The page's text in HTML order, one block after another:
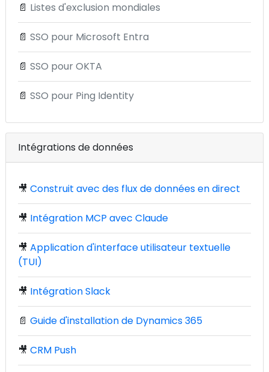
📄 Listes d'exclusion mondiales
📄 SSO pour Microsoft Entra
📄 SSO pour OKTA
📄 SSO pour Ping Identity
Intégrations de données
🎥 Construit avec des flux de données en direct
🎥 Intégration MCP avec Claude
🎥 Application d'interface utilisateur textuelle
(TUI)
🎥 Intégration Slack
📄 Guide d'installation de Dynamics 365
🎥 CRM Push